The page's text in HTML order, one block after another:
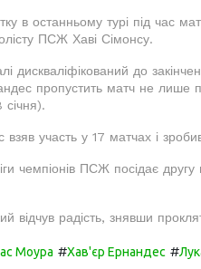
в останньому турі під час
ПСЖ Хаві Сімонсу.
дискваліфікований до
пропустить матч не лише
участь у 17 матчах і
чемпіонів ПСЖ посідає
радість, знявши
Моура #Хав'єр Ернандес #